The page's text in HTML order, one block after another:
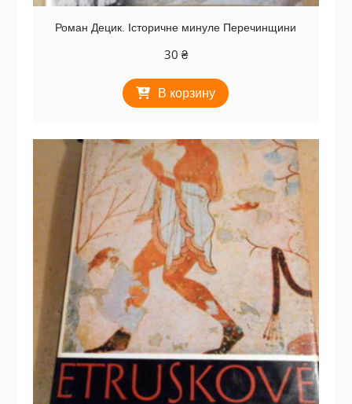
Роман Децик. Історичне минуле Пе­ре­чин­щи­­ни
30 ₴
В корзину